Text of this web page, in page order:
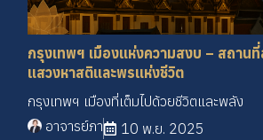
กรุงเทพฯ เมืองแห่งความสงบ – สถาน
แสวงหาสติและพรแห่งชีวิต
กรุงเทพฯ เมืองที่เต็มไปด้วยชีวิตและพลัง
อาจารย์ภา
10 พ.ย. 2025